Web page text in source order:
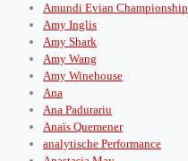
Amundi Evian Championship
Amy Inglis
Amy Shark
Amy Wang
Amy Winehouse
Ana
Ana Padurariu
Anaïs Quemener
analytische Performance